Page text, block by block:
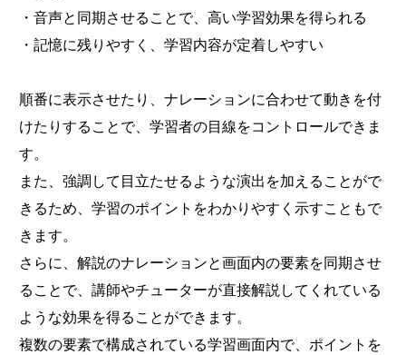
・音声と同期させることで、高い学習効果を得られる
・記憶に残りやすく、学習内容が定着しやすい
順番に表示させたり、ナレーションに合わせて動きを付
けたりすることで、学習者の目線をコントロールできま
す。
また、強調して目立たせるような演出を加えることがで
きるため、学習のポイントをわかりやすく示すこともで
きます。
さらに、解説のナレーションと画面内の要素を同期させ
ることで、講師やチューターが直接解説してくれている
ような効果を得ることができます。
複数の要素で構成されている学習画面内で、ポイントを